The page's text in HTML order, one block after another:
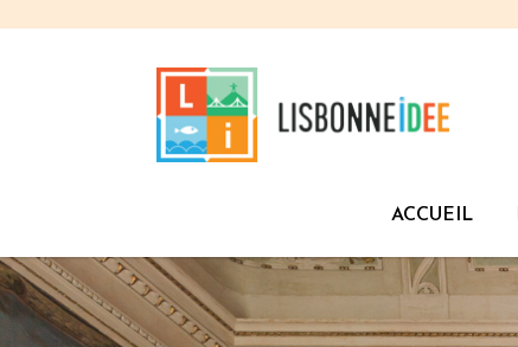
ACCUEIL